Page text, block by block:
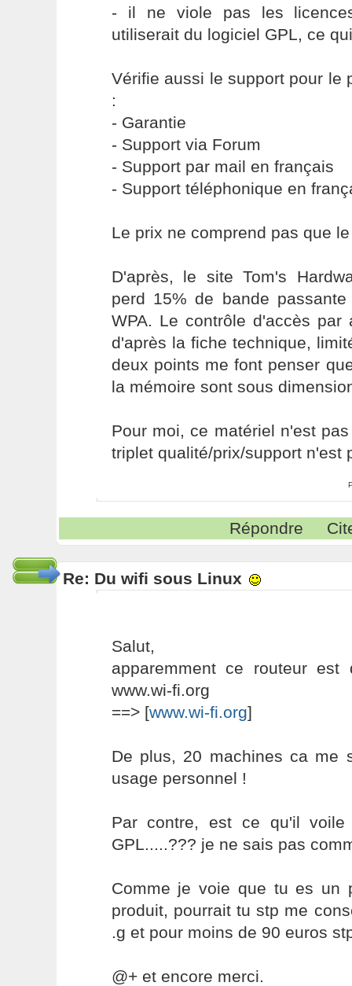
- il ne viole pas les
utiliserait du logiciel GPL, ce
Vérifie aussi le support pour le
:
- Garantie
- Support via Forum
- Support par mail en français
- Support téléphonique en
Le prix ne comprend pas que
D'après, le site Tom's
perd 15% de bande
WPA. Le contrôle d'accès par
d'après la fiche technique,
deux points me font penser
la mémoire sont sous
Pour moi, ce matériel n'est
triplet qualité/prix/support n'est
Répondre
Re: Du wifi sous Linux
Salut,
apparemment ce routeur
www.wi-fi.org
==> [www.wi-fi.org]
De plus, 20 machines ca me
usage personnel !
Par contre, est ce qu'il
GPL.....??? je ne sais pas
Comme je voie que tu es un
produit, pourrait tu stp me
.g et pour moins de 90 euros
@+ et encore merci.